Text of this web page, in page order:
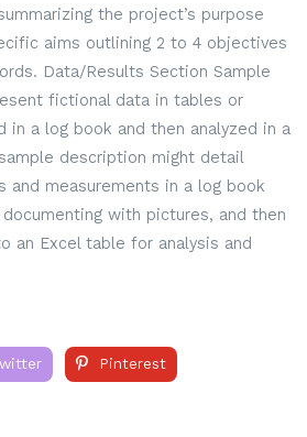
the project’s purpose
aims outlining 2 to 4 objectives
Data/Results Section Sample
fictional data in tables or
in a log book and then analyzed in a
description might detail
and measurements in a log book
with pictures, and then
an Excel table for analysis and
Pinterest